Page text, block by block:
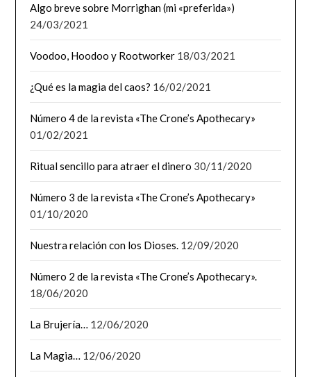
Algo breve sobre Morrighan (mi «preferida»)
24/03/2021
Voodoo, Hoodoo y Rootworker 18/03/2021
¿Qué es la magia del caos? 16/02/2021
Número 4 de la revista «The Crone’s Apothecary»
01/02/2021
Ritual sencillo para atraer el dinero 30/11/2020
Número 3 de la revista «The Crone’s Apothecary»
01/10/2020
Nuestra relación con los Dioses. 12/09/2020
Número 2 de la revista «The Crone’s Apothecary».
18/06/2020
La Brujería… 12/06/2020
La Magia… 12/06/2020